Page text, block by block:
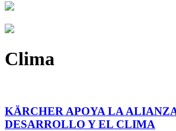
Clima
KÄRCHER APOYA LA
DESARROLLO Y EL CLIMA